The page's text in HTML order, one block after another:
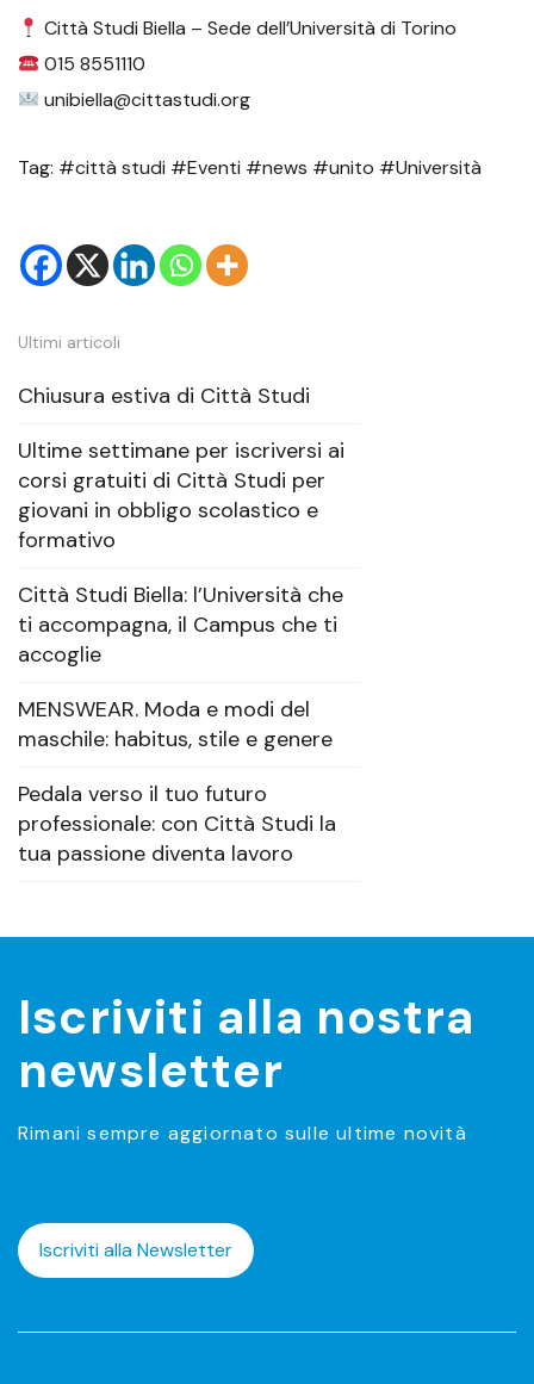
Città Studi Biella – Sede dell’Università di Torino
015 8551110
unibiella@cittastudi.org
Tag: #città studi #Eventi #news #unito #Università
Ultimi articoli
Chiusura estiva di Città Studi
Ultime settimane per iscriversi ai
corsi gratuiti di Città Studi per
giovani in obbligo scolastico e
formativo
Città Studi Biella: l’Università che
ti accompagna, il Campus che ti
accoglie
MENSWEAR. Moda e modi del
maschile: habitus, stile e genere
Pedala verso il tuo futuro
professionale: con Città Studi la
tua passione diventa lavoro
Iscriviti alla nostra
newsletter
Rimani sempre aggiornato sulle ultime novità
Iscriviti alla Newsletter